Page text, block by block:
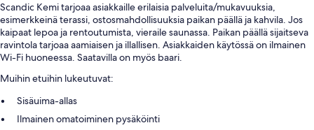
Scandic Kemi tarjoaa asiakkaille erilaisia palveluita/mukavuuksia,
esimerkkeinä terassi, ostosmahdollisuuksia paikan päällä ja kahvila. Jos
kaipaat lepoa ja rentoutumista, vieraile saunassa. Paikan päällä sijaitseva
ravintola tarjoaa aamiaisen ja illallisen. Asiakkaiden käytössä on ilmainen
Wi-Fi huoneessa. Saatavilla on myös baari.
Muihin etuihin lukeutuvat:
Sisäuima-allas
Ilmainen omatoiminen pysäköinti